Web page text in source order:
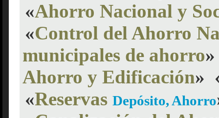
«Ahorro Nacional y
«Control del Ahorro
municipales de ahorro»
Ahorro y Edificación»
«Reservas Depósito, Ahorro